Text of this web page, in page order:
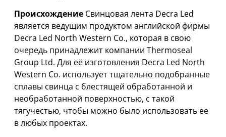
Происхождение Свинцовая лента Decra Led
является ведущим продуктом английской фирмы
Decra Led North Western Co., которая в свою
очередь принадлежит компании Thermoseal
Group Ltd. Для её изготовления Decra Led North
Western Co. использует тщательно подобранные
сплавы свинца с блестящей обработанной и
необработанной поверхностью, с такой
тягучестью, чтобы можно было использовать ее
в любых проектах.